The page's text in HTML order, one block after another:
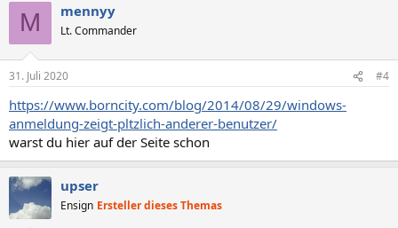
M mennyy
Lt. Commander
31. Juli 2020 #4
https://www.borncity.com/blog/2014/08/29/windows-
anmeldung-zeigt-pltzlich-anderer-benutzer/
warst du hier auf der Seite schon
upser
Ensign Ersteller dieses Themas